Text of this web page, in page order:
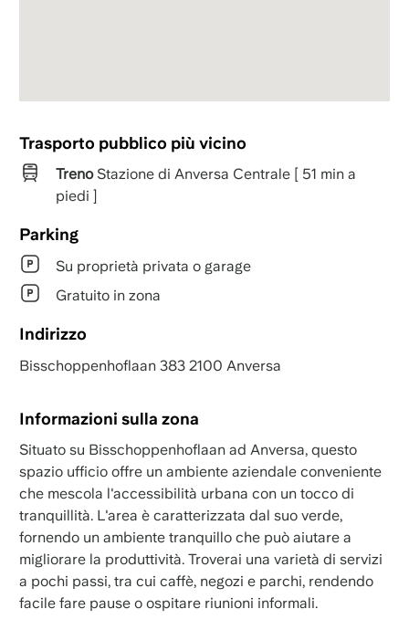
Trasporto pubblico più vicino
TrenoStazione di Anversa Centrale [ 51 min a
piedi ]
Parking
Su proprietà privata o garage
Gratuito in zona
Indirizzo
Bisschoppenhoflaan 383 2100 Anversa
Informazioni sulla zona
Situato su Bisschoppenhoflaan ad Anversa, questo
spazio ufficio offre un ambiente aziendale conveniente
che mescola l'accessibilità urbana con un tocco di
tranquillità. L'area è caratterizzata dal suo verde,
fornendo un ambiente tranquillo che può aiutare a
migliorare la produttività. Troverai una varietà di servizi
a pochi passi, tra cui caffè, negozi e parchi, rendendo
facile fare pause o ospitare riunioni informali.